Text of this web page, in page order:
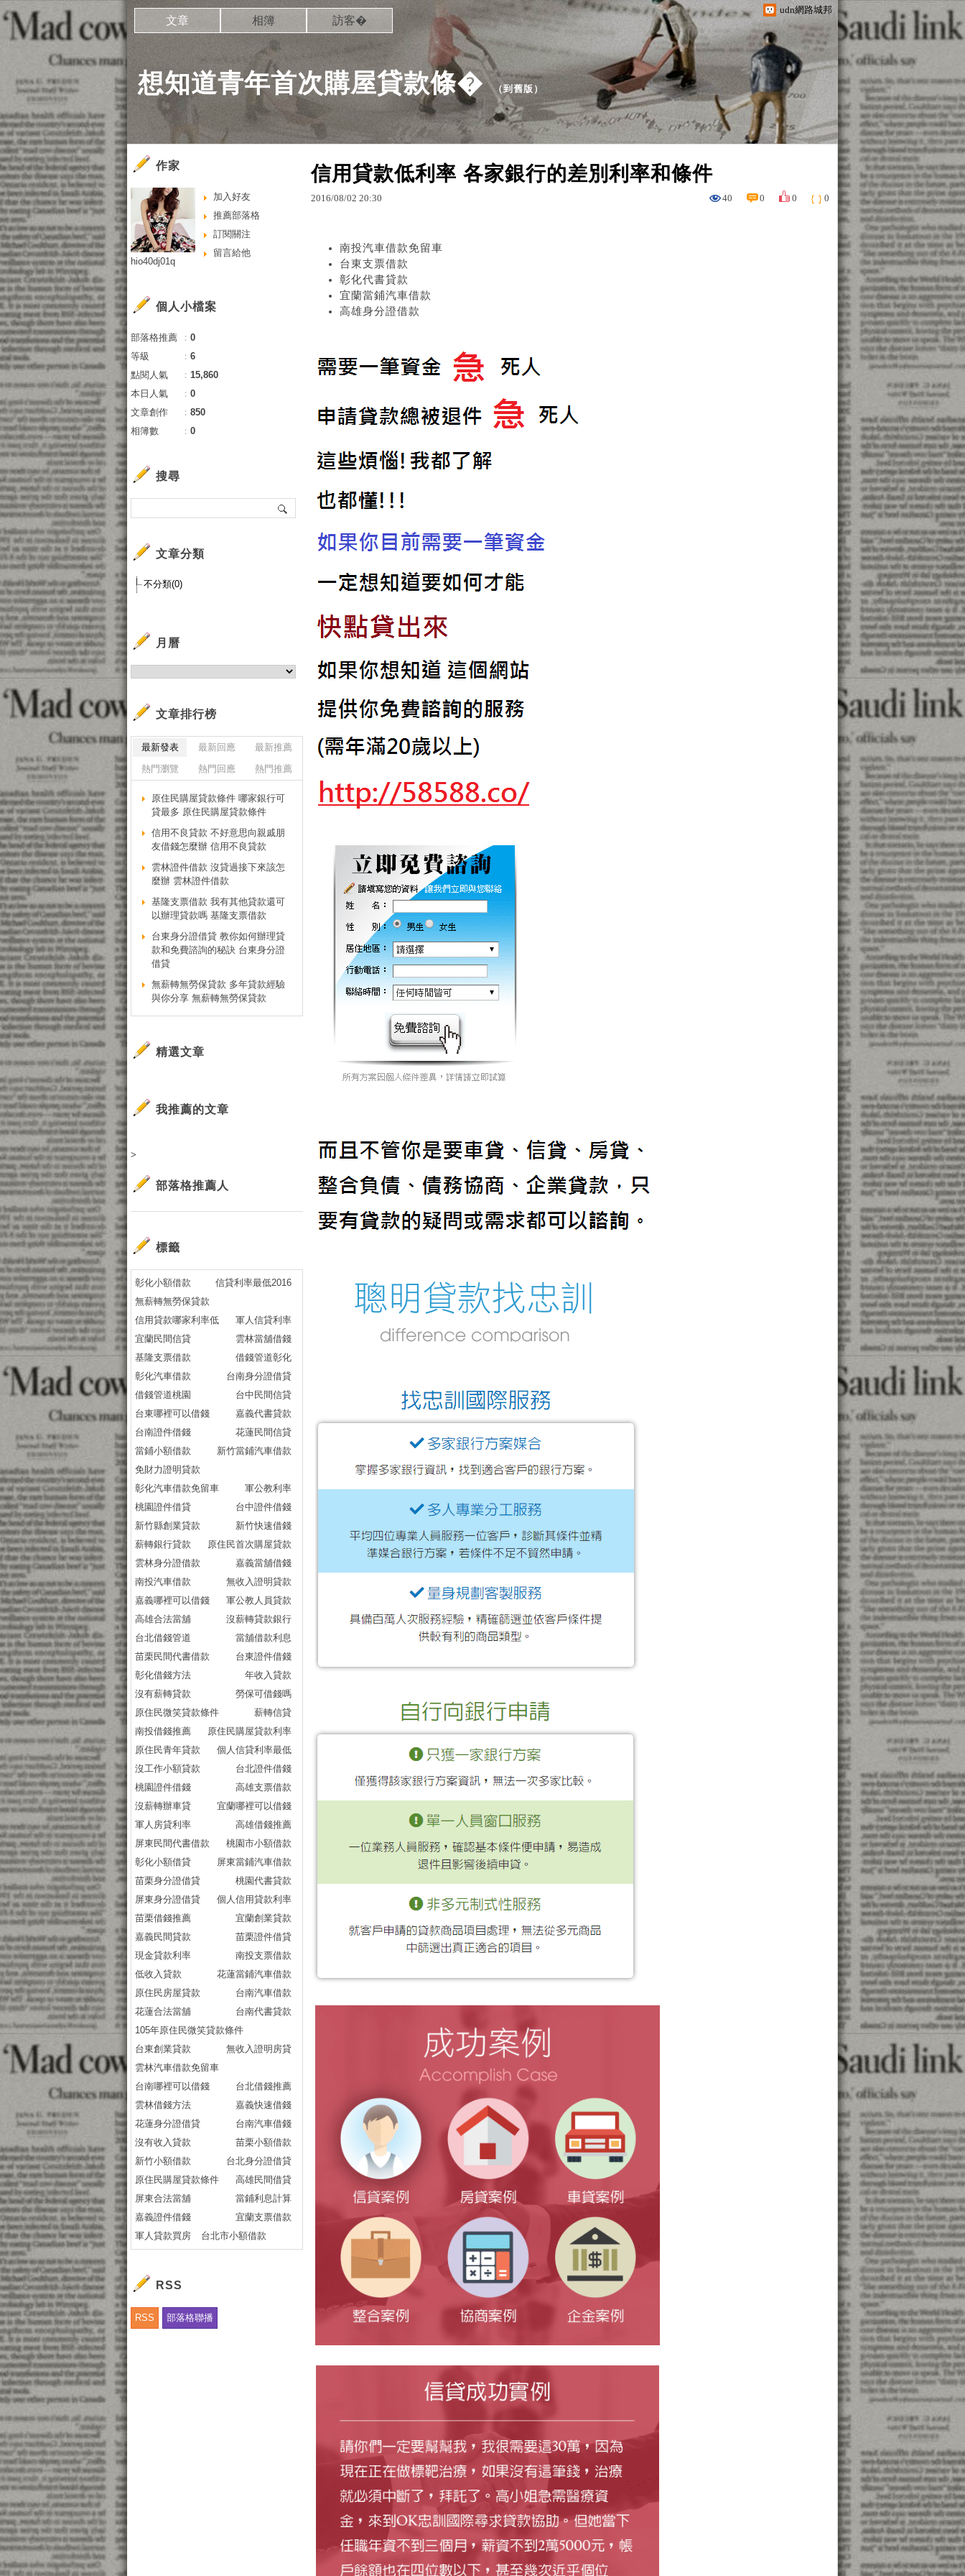
udn網路城邦
想知道青年首次購屋貸款條� （到舊版 ）
文章 相簿 訪客�
信用貸款低利率 各家銀行的差別利率和條件
2016/08/02 20:30 40 0 0 0
南投汽車借款免留車
台東支票借款
彰化代書貸款
宜蘭當鋪汽車借款
高雄身分證借款
作家
加入好友
推薦部落格
訂閱關注
留言給他
hio40dj01q
個人小檔案
部落格推薦 ： 0
等級
： 6
點閱人氣
： 15,860
本日人氣
： 0
文章創作
： 850
相簿數
： 0
搜尋
文章分類
不分類(0)
月曆
文章排行榜
最新發表 最新回應
最新推薦
熱門瀏覽
熱門回應 熱門推薦
原住民購屋貸款條件 哪家銀行可
貸最多 原住民購屋貸款條件
信用不良貸款 不好意思向親戚朋
友借錢怎麼辦 信用不良貸款
雲林證件借款 沒貸過接下來該怎
麼辦 雲林證件借款
基隆支票借款 我有其他貸款還可
以辦理貸款嗎 基隆支票借款
台東身分證借貸 教你如何辦理貸
款和免費諮詢的秘訣 台東身分證
借貸
無薪轉無勞保貸款 多年貸款經驗
與你分享 無薪轉無勞保貸款
精選文章
我推薦的文章
>
部落格推薦人
標籤
彰化小額借款
信貸利率最低2016
無薪轉無勞保貸款
信用貸款哪家利率低
軍人信貸利率
宜蘭民間信貸
雲林當舖借錢
基隆支票借款
借錢管道彰化
彰化汽車借款
台南身分證借貸
借錢管道桃園
台中民間信貸
台東哪裡可以借錢
嘉義代書貸款
台南證件借錢
花蓮民間信貸
當鋪小額借款
新竹當鋪汽車借款
免財力證明貸款
彰化汽車借款免留車
軍公教利率
桃園證件借貸
台中證件借錢
新竹縣創業貸款
新竹快速借錢
薪轉銀行貸款
原住民首次購屋貸款
雲林身分證借款
嘉義當舖借錢
南投汽車借款
無收入證明貸款
嘉義哪裡可以借錢
軍公教人員貸款
高雄合法當舖
沒薪轉貸款銀行
台北借錢管道
當舖借款利息
苗栗民間代書借款
台東證件借錢
彰化借錢方法
年收入貸款
沒有薪轉貸款
勞保可借錢嗎
原住民微笑貸款條件
薪轉信貸
南投借錢推薦
原住民購屋貸款利率
原住民青年貸款
個人信貸利率最低
沒工作小額貸款
台北證件借錢
桃園證件借錢
高雄支票借款
沒薪轉辦車貸
宜蘭哪裡可以借錢
軍人房貸利率
高雄借錢推薦
屏東民間代書借款
桃園市小額借款
彰化小額借貸
屏東當鋪汽車借款
苗栗身分證借貸
桃園代書貸款
屏東身分證借貸
個人信用貸款利率
苗栗借錢推薦
宜蘭創業貸款
嘉義民間貸款
苗栗證件借貸
現金貸款利率
南投支票借款
低收入貸款
花蓮當鋪汽車借款
原住民房屋貸款
台南汽車借款
花蓮合法當舖
台南代書貸款
105年原住民微笑貸款條件
台東創業貸款
無收入證明房貸
雲林汽車借款免留車
台南哪裡可以借錢
台北借錢推薦
雲林借錢方法
嘉義快速借錢
花蓮身分證借貸
台南汽車借錢
沒有收入貸款
苗栗小額借款
新竹小額借款
台北身分證借貸
原住民購屋貸款條件
高雄民間借貸
屏東合法當舖
當鋪利息計算
嘉義證件借錢
宜蘭支票借款
軍人貸款買房
台北市小額借款
RSS
RSS 部落格聯播